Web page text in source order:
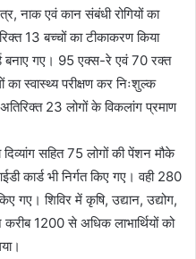
नाक एवं कान संबंधी रोगियों का
13 बच्चों का टीकाकरण किया
बनाए गए। 95 एक्स-रे एवं 70 रक्त
का स्वास्थ्य परीक्षण कर निःशुल्क
23 लोगों के विकलांग प्रमाण
दिव्यांग सहित 75 लोगों की पेंशन मौके
कार्ड भी निर्गत किए गए। वही 280
गए। शिविर में कृषि, उद्यान, उद्योग,
1200 से अधिक लाभार्थियों को